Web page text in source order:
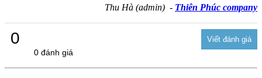
Thu Hà (admin) - Thiên Phúc company
0
0 đánh giá